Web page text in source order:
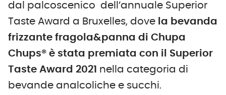
dal palcoscenico dell’annuale Superior
Taste Award a Bruxelles, dove la bevanda
frizzante fragola&panna di Chupa
Chups® è stata premiata con il Superior
Taste Award 2021 nella categoria di
bevande analcoliche e succhi.